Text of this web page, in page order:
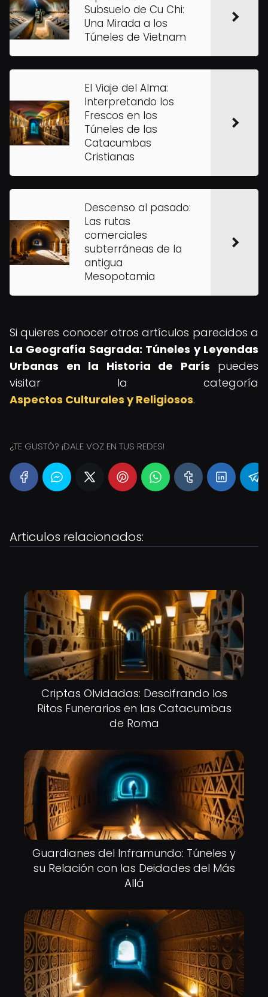
Subsuelo de Cu Chi:
Una Mirada a los
Túneles de Vietnam
El Viaje del Alma:
Interpretando los
Frescos en los
Túneles de las
Catacumbas
Cristianas
Descenso al pasado:
Las rutas
comerciales
subterráneas de la
antigua
Mesopotamia
Si quieres conocer otros artículos parecidos a
La Geografía Sagrada: Túneles y Leyendas
Urbanas en la Historia de París puedes
visitar la categoría
Aspectos Culturales y Religiosos.
¿TE GUSTÓ? ¡DALE VOZ EN TUS REDES!
Articulos relacionados:
Criptas Olvidadas: Descifrando los
Ritos Funerarios en las Catacumbas
de Roma
Guardianes del Inframundo: Túneles y
su Relación con las Deidades del Más
Allá